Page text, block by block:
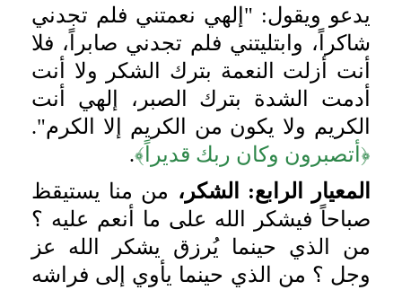
يدعو ويقول: "إلهي نعمتني فلم تجدني
شاكراً، وابتليتني فلم تجدني صابراً، فلا
أنت أزلت النعمة بترك الشكر ولا أنت
أدمت الشدة بترك الصبر، إلهي أنت
الكريم ولا يكون من الكريم إلا الكرم".
﴿أتصبرون وكان ربك قديراً﴾.
المعيار الرابع: الشكر، من منا يستيقظ
صباحاً فيشكر الله على ما أنعم عليه ؟
من الذي حينما يُرزق يشكر الله عز
وجل ؟ من الذي حينما يأوي إلى فراشه